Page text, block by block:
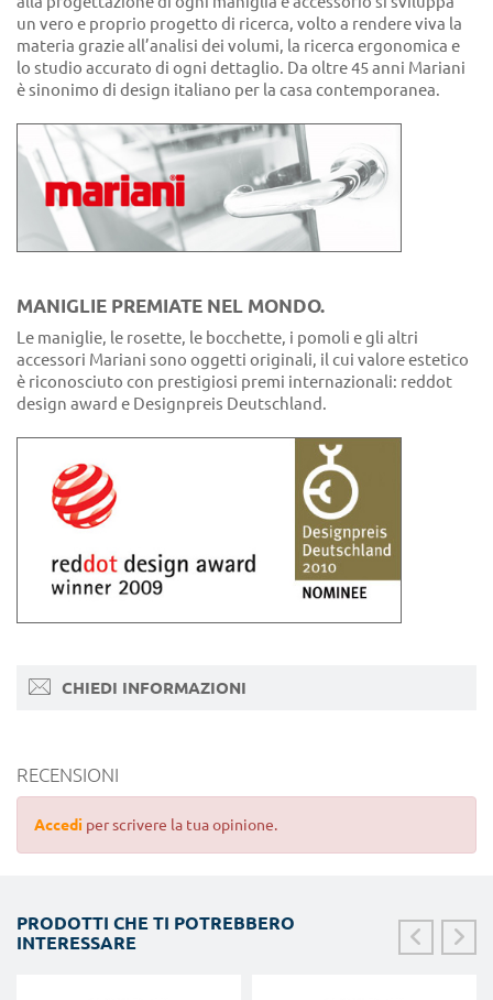
un vero e proprio progetto di ricerca, volto a rendere viva la
materia grazie all’analisi dei volumi, la ricerca ergonomica e
lo studio accurato di ogni dettaglio. Da oltre 45 anni Mariani
è sinonimo di design italiano per la casa contemporanea.
MANIGLIE PREMIATE NEL MONDO.
Le maniglie, le rosette, le bocchette, i pomoli e gli altri
accessori Mariani sono oggetti originali, il cui valore estetico
è riconosciuto con prestigiosi premi internazionali: reddot
design award e Designpreis Deutschland.
CHIEDI INFORMAZIONI
RECENSIONI
Accedi per scrivere la tua opinione.
PRODOTTI CHE TI POTREBBERO
INTERESSARE